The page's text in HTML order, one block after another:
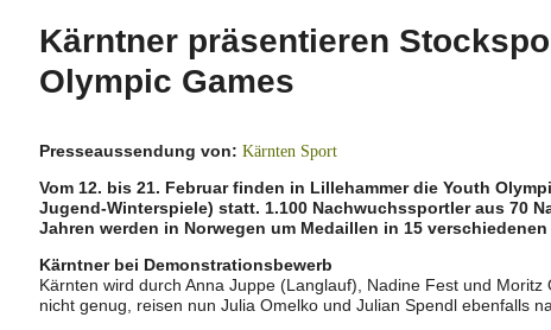
Kärntner präsentieren
Olympic Games
Presseaussendung von: Kärnten Sport
Vom 12. bis 21. Februar finden in Lillehammer die Youth
Jugend-Winterspiele) statt. 1.100 Nachwuchssportler aus 70
Jahren werden in Norwegen um Medaillen in 15
Kärntner bei Demonstrationsbewerb
Kärnten wird durch Anna Juppe (Langlauf), Nadine Fest und Moritz
nicht genug, reisen nun Julia Omelko und Julian Spendl ebenfalls